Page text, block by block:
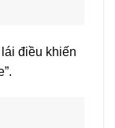
điều khiến